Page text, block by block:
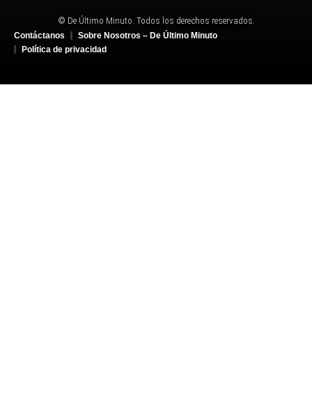
© De Último Minuto. Todos los derechos reservados.
Contáctanos
Sobre Nosotros – De Último Minuto
Política de privacidad